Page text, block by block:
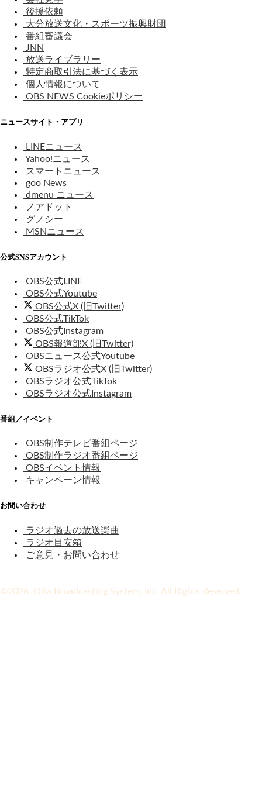
後援依頼
大分放送文化・スポーツ振興財団
番組審議会
JNN
放送ライブラリー
特定商取引法に基づく表示
個人情報について
OBS NEWS Cookieポリシー
ニュースサイト・アプリ
LINEニュース
Yahoo!ニュース
スマートニュース
goo News
dmenu ニュース
ノアドット
グノシー
MSNニュース
公式SNSアカウント
OBS公式LINE
OBS公式Youtube
OBS公式X (旧Twitter)
OBS公式TikTok
OBS公式Instagram
OBS報道部X (旧Twitter)
OBSニュース公式Youtube
OBSラジオ公式X (旧Twitter)
OBSラジオ公式TikTok
OBSラジオ公式Instagram
番組／イベント
OBS制作テレビ番組ページ
OBS制作ラジオ番組ページ
OBSイベント情報
キャンペーン情報
お問い合わせ
ラジオ過去の放送楽曲
ラジオ目安箱
ご意見・お問い合わせ
©2026 Oita Broadcasting System, Inc. All Rights Reserved.